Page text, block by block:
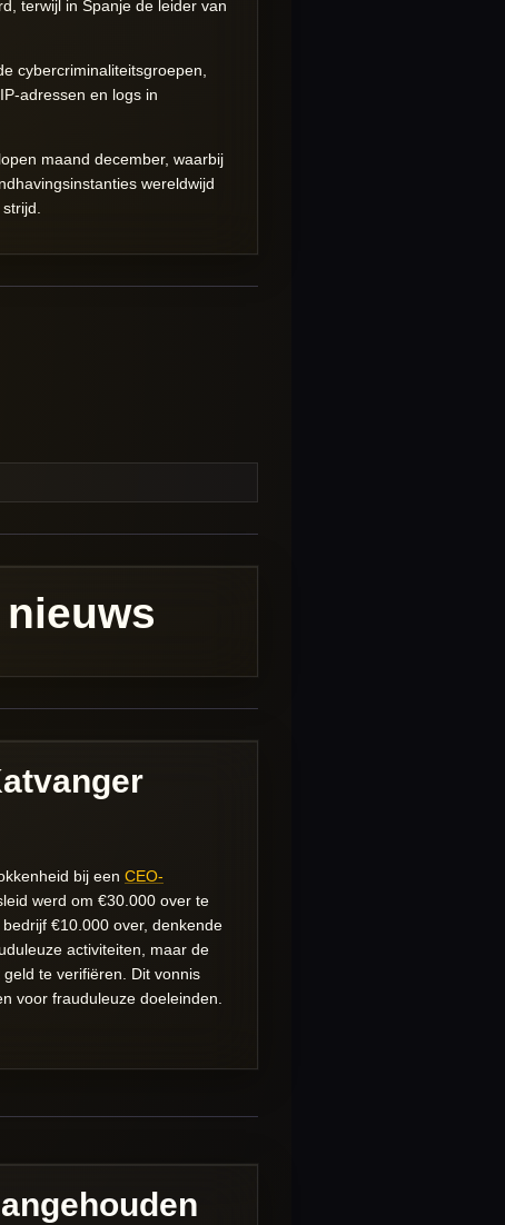
terwijl in Spanje de leider van
cybercriminaliteitsgroepen,
adressen en logs in
maand december, waarbij
wereldwijd
bij een CEO-
werd om €30.000 over te
€10.000 over, denkende
activiteiten, maar de
te verifiëren. Dit vonnis
voor frauduleuze doeleinden.